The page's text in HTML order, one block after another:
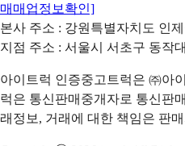
매매업정보확인]
본사 주소 : 강원특별자치도 인
지점 주소 : 서울시 서초구 동작
아이트럭 인증중고트럭은 ㈜아
럭은 통신판매중개자로 통신판
래정보, 거래에 대한 책임은 판